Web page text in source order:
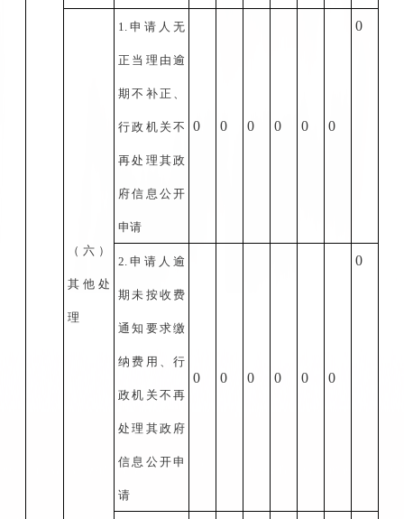
（六）
其他处
理
1. 申请人无
正当理由逾
期不补正、
行政机关不
再处理其政
府信息公开
申请
0 0 0 0 0 0
0
2. 申请人逾
期未按收费
通知要求缴
纳费用、行
政机关不再
处理其政府
信息公开申
请
0 0 0 0 0 0
0